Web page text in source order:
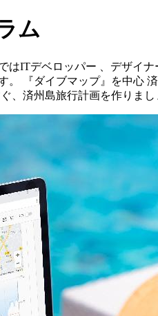
ム
ITデベロッパー 、デザイ
『ダイブマップ』を中心
、済州島旅行計画を作りまし